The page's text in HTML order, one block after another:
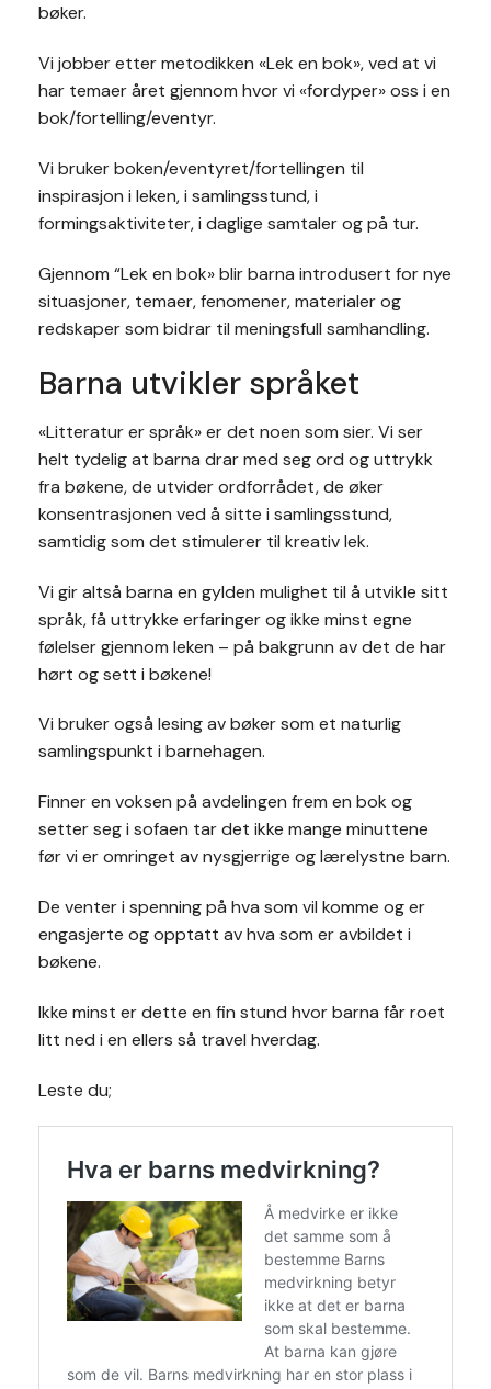
bøker.
Vi jobber etter metodikken «Lek en bok», ved at vi
har temaer året gjennom hvor vi «fordyper» oss i en
bok/fortelling/eventyr.
Vi bruker boken/eventyret/fortellingen til
inspirasjon i leken, i samlingsstund, i
formingsaktiviteter, i daglige samtaler og på tur.
Gjennom “Lek en bok» blir barna introdusert for nye
situasjoner, temaer, fenomener, materialer og
redskaper som bidrar til meningsfull samhandling.
Barna utvikler språket
«Litteratur er språk» er det noen som sier. Vi ser
helt tydelig at barna drar med seg ord og uttrykk
fra bøkene, de utvider ordforrådet, de øker
konsentrasjonen ved å sitte i samlingsstund,
samtidig som det stimulerer til kreativ lek.
Vi gir altså barna en gylden mulighet til å utvikle sitt
språk, få uttrykke erfaringer og ikke minst egne
følelser gjennom leken – på bakgrunn av det de har
hørt og sett i bøkene!
Vi bruker også lesing av bøker som et naturlig
samlingspunkt i barnehagen.
Finner en voksen på avdelingen frem en bok og
setter seg i sofaen tar det ikke mange minuttene
før vi er omringet av nysgjerrige og lærelystne barn.
De venter i spenning på hva som vil komme og er
engasjerte og opptatt av hva som er avbildet i
bøkene.
Ikke minst er dette en fin stund hvor barna får roet
litt ned i en ellers så travel hverdag.
Leste du;